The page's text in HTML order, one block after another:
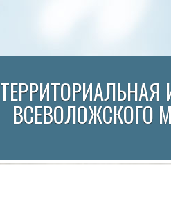
ВСЕВОЛОЖСКОГО